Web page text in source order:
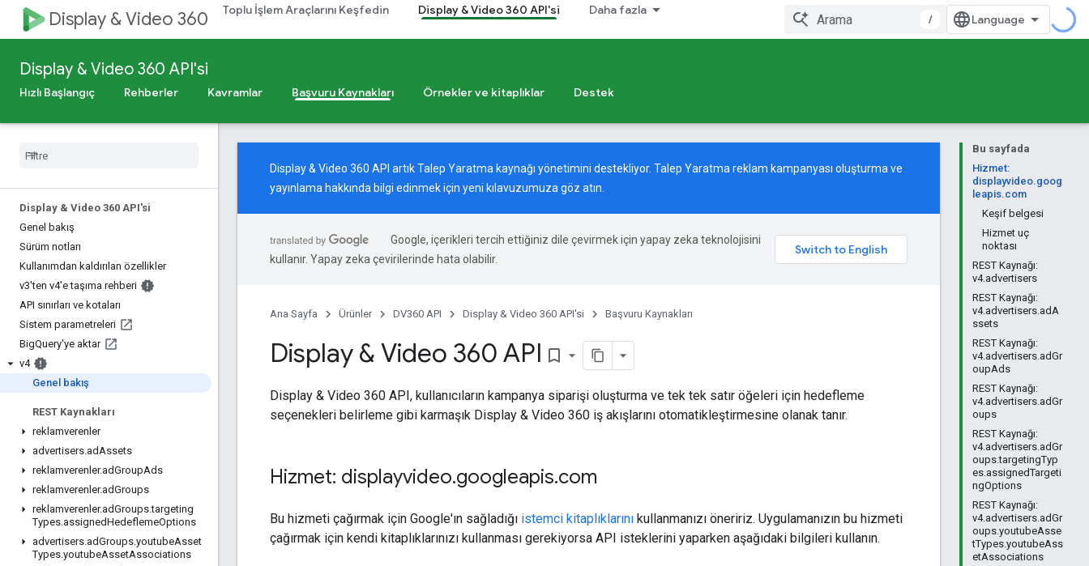
Display & Video 360 Toplu İşlem Araçlarını Keşfedin Display & Video 360 API'si Daha fazla
/
Display & Video 360 API'si
Hızlı Başlangıç Rehberler Kavramlar Başvuru Kaynakları Örnekler ve kitaplıklar Destek
Display & Video 360 API'si
Genel bakış
Sürüm notları
Kullanımdan kaldırılan özellikler
v3'ten v4'e taşıma rehberi
API sınırları ve kotaları
Sistem parametreleri
BigQuery'ye aktar
v4
Genel bakış
REST Kaynakları
reklamverenler
advertisers.adAssets
reklamverenler.adGroupAds
reklamverenler.adGroups
reklamverenler.adGroups.targeting
Types.assignedHedeflemeOptions
advertisers.adGroups.youtubeAsset
Types.youtubeAssetAssociations
Bu sayfada
Hizmet:
displayvideo.goog
leapis.com
Keşif belgesi
Hizmet uç
noktası
REST Kaynağı:
v4.advertisers
REST Kaynağı:
v4.advertisers.adA
ssets
REST Kaynağı:
v4.advertisers.adGr
oupAds
REST Kaynağı:
v4.advertisers.adGr
oups
REST Kaynağı:
v4.advertisers.adGr
oups.targetingTyp
es.assignedTargeti
ngOptions
REST Kaynağı:
v4.advertisers.adGr
oups.youtubeAsse
tTypes.youtubeAss
etAssociations
Display & Video 360 API artık Talep Yaratma kaynağı yönetimini destekliyor. Talep Yaratma reklam kampanyası oluşturma ve
yayınlama hakkında bilgi edinmek için yeni kılavuzumuza göz atın.
Google, içerikleri tercih ettiğiniz dile çevirmek için yapay zeka teknolojisini
kullanır. Yapay zeka çevirilerinde hata olabilir.
Ana Sayfa Ürünler DV360 API Display & Video 360 API'si Başvuru Kaynakları
Display & Video 360 API bookmark_border
Display & Video 360 API, kullanıcıların kampanya siparişi oluşturma ve tek tek satır öğeleri için hedefleme
seçenekleri belirleme gibi karmaşık Display & Video 360 iş akışlarını otomatikleştirmesine olanak tanır.
Hizmet: displayvideo.googleapis.com
Bu hizmeti çağırmak için Google'ın sağladığı istemci kitaplıklarını kullanmanızı öneririz. Uygulamanızın bu hizmeti
çağırmak için kendi kitaplıklarınızı kullanması gerekiyorsa API isteklerini yaparken aşağıdaki bilgileri kullanın.